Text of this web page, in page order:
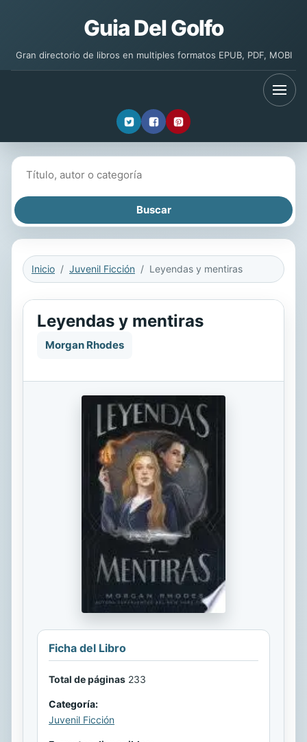
Guia Del Golfo
Gran directorio de libros en multiples formatos EPUB, PDF, MOBI
Inicio Juvenil Ficción Leyendas y mentiras
Leyendas y mentiras
Morgan Rhodes
Ficha del Libro
Total de páginas 233
Categoría:
Juvenil Ficción